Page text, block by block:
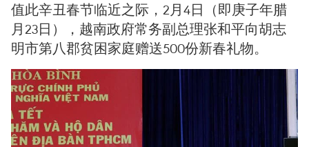
值此辛丑春节临近之际，2月4日（即庚子年腊
月23日），越南政府常务副总理张和平向胡志
明市第八郡贫困家庭赠送500份新春礼物。